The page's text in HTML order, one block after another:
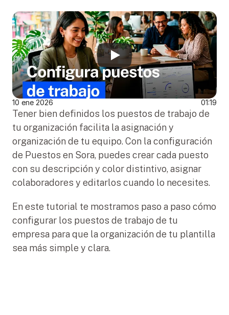
10 ene 2026 01:19
Tener bien definidos los puestos de trabajo de
tu organización facilita la asignación y
organización de tu equipo. Con la configuración
de Puestos en Sora, puedes crear cada puesto
con su descripción y color distintivo, asignar
colaboradores y editarlos cuando lo necesites.
En este tutorial te mostramos paso a paso cómo
configurar los puestos de trabajo de tu
empresa para que la organización de tu plantilla
sea más simple y clara.